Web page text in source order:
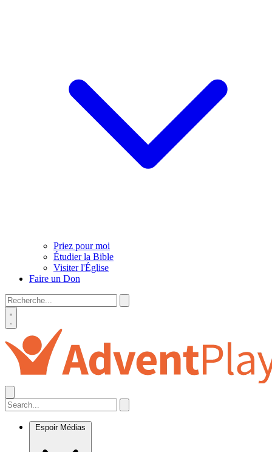
Priez pour moi
Étudier la Bible
Visiter l'Église
Faire un Don
Espoir Médias